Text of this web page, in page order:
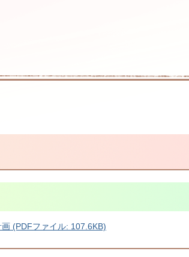
(PDFファイル: 107.6KB)